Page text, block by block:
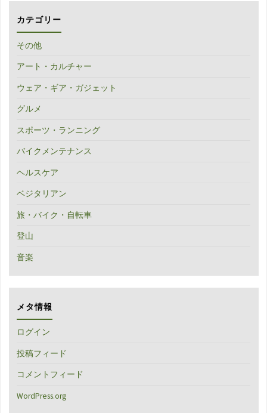
カテゴリー
その他
アート・カルチャー
ウェア・ギア・ガジェット
グルメ
スポーツ・ランニング
バイクメンテナンス
ヘルスケア
ベジタリアン
旅・バイク・自転車
登山
音楽
メタ情報
ログイン
投稿フィード
コメントフィード
WordPress.org